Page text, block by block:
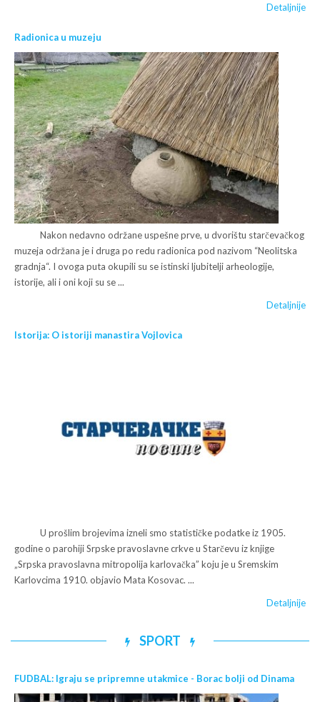
Detaljnije
Radionica u muzeju
Nakon nedavno održane uspešne prve, u dvorištu starčevačkog
muzeja održana je i druga po redu radionica pod nazivom “Neolitska
gradnja“. I ovoga puta okupili su se istinski ljubitelji arheologije,
istorije, ali i oni koji su se ...
Detaljnije
Istorija: O istoriji manastira Vojlovica
U prošlim brojevima izneli smo statističke podatke iz 1905.
godine o parohiji Srpske pravoslavne crkve u Starčevu iz knjige
„Srpska pravoslavna mitropolija karlovačka” koju je u Sremskim
Karlovcima 1910. objavio Mata Kosovac. ...
Detaljnije
SPORT
FUDBAL: Igraju se pripremne utakmice - Borac bolji od Dinama